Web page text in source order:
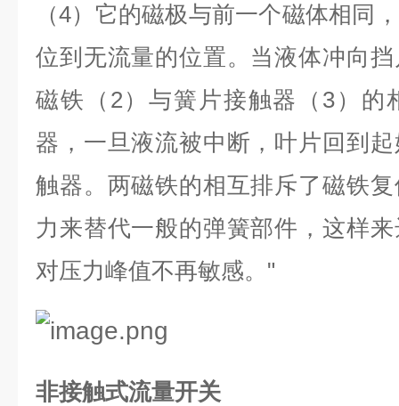
（4）它的磁极与前一个磁体相同
位到无流量的位置。当液体冲向
磁铁（ 2）与簧片接触器（ 3 ）的
器，一旦液流被中断，叶片回到
触器。两磁铁的相互排斥了磁铁
力来替代一般的弹簧部件，这样
对压力峰值不再敏感。 "
非接触式流量开关